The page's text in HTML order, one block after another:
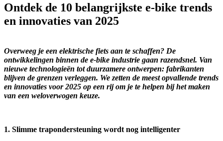
Ontdek de 10 belangrijkste e-bike trends
en innovaties van 2025
Overweeg je een elektrische fiets aan te schaffen? De
ontwikkelingen binnen de e-bike industrie gaan razendsnel. Van
nieuwe technologieën tot duurzamere ontwerpen: fabrikanten
blijven de grenzen verleggen. We zetten de meest opvallende trends
en innovaties voor 2025 op een rij om je te helpen bij het maken
van een weloverwogen keuze.
1. Slimme trapondersteuning wordt nog intelligenter